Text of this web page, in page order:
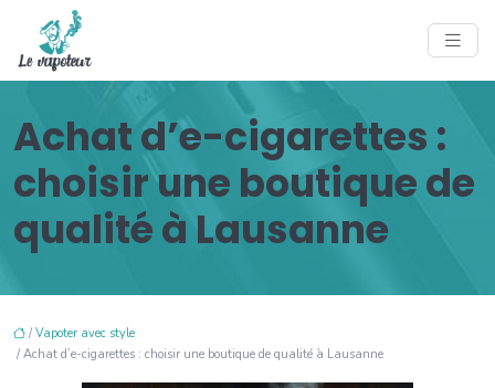
Achat d’e-cigarettes :
choisir une boutique de
qualité à Lausanne
/ Vapoter avec style
/ Achat d’e-cigarettes : choisir une boutique de qualité à Lausanne